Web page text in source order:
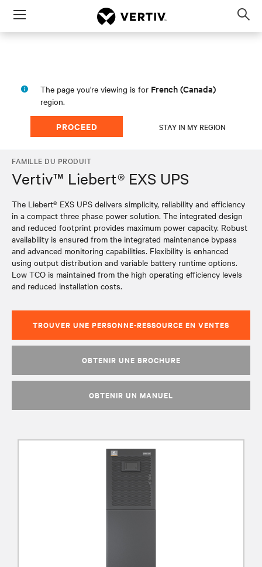
Menu
The page you're viewing is for French (Canada)
region.
PROCEED STAY IN MY REGION
FAMILLE DU PRODUIT
Vertiv™ Liebert® EXS UPS
The Liebert® EXS UPS delivers simplicity, reliability and efficiency
in a compact three phase power solution. The integrated design
and reduced footprint provides maximum power capacity. Robust
availability is ensured from the integrated maintenance bypass
and advanced monitoring capabilities. Flexibility is enhanced
using output distribution and variable battery runtime options.
Low TCO is maintained from the high operating efficiency levels
and reduced installation costs.
TROUVER UNE PERSONNE-RESSOURCE EN VENTES
OBTENIR UNE BROCHURE
OBTENIR UN MANUEL